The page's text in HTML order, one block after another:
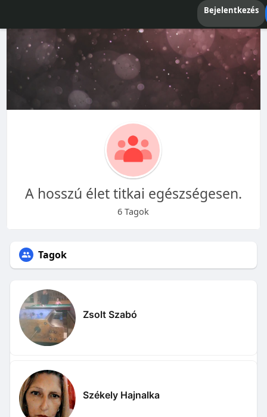
Bejelentkezés
A hosszú élet titkai egészségesen.
6 Tagok
Tagok
Zsolt Szabó
Székely Hajnalka